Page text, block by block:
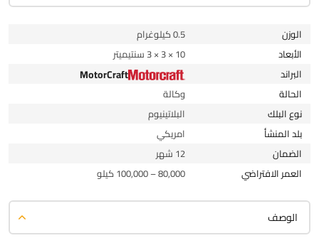
الوزن
0.5 كيلوغرام
الأبعاد
10 × 3 × 3 سنتيميتر
البراند
MotorCraft
الحالة
وكالة
نوع البلك
البلاتينيوم
بلد المنشأ
امريكي
الضمان
12 شهر
العمر الافتراضي
80,000 – 100,000 كيلو
الوصف